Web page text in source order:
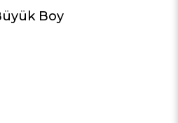
Boy